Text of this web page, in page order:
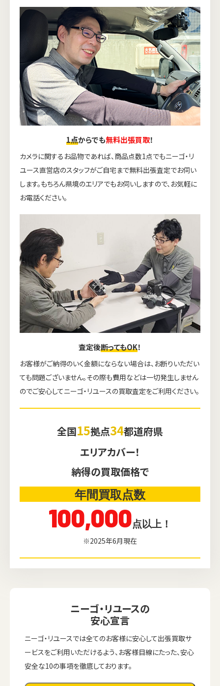
1点からでも無料出張買取！
カメラに関するお品物であれば、商品点数1点でもニーゴ・リ
ユース直営店のスタッフがご自宅まで無料出張査定でお伺い
します。もちろん県境のエリアでもお伺いしますので、お気軽に
お電話ください。
査定後断ってもOK！
お客様がご納得のいく金額にならない場合は、お断りいただい
ても問題ございません。その際も費用などは一切発生しません
のでご安心してニーゴ・リユースの買取査定をご利用ください。
全国15拠点34都道府県
エリアカバー！
納得の買取価格で
年間買取点数
100,000点以上！
※2025年6月現在
ニーゴ・リユースの
安心宣言
ニーゴ・リユースでは全てのお客様に安心して出張買取サ
ービスをご利用いただけるよう、お客様目線にたった、安心
安全な10の事項を徹底しております。